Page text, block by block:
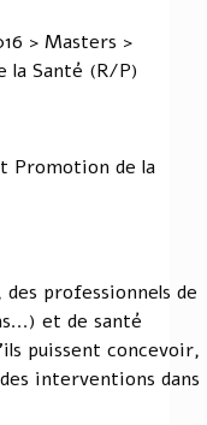
> Masters >
Santé (R/P)
Promotion de la
professionnels de
et de santé
puissent concevoir,
interventions dans